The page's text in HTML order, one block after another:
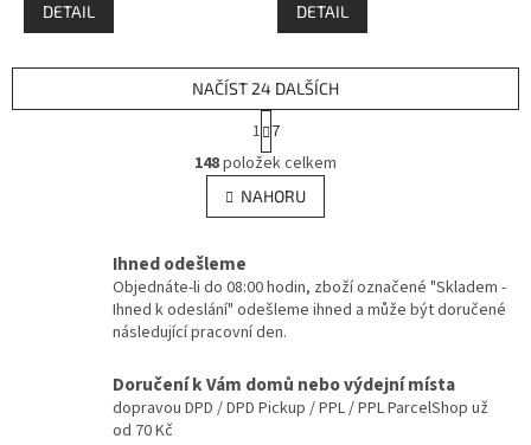
DETAIL DETAIL
O
v
l
á
c
í
p
v
k
y
NAČÍST 24 DALŠÍCH
t
r
á
n
k
á
n
í
1 7
148položek celkem
NAHORU
Ihned odešleme
Objednáte-li do 08:00 hodin, zboží označené "Skladem -
Ihned k odeslání" odešleme ihned a může být doručené
následující pracovní den.
Doručení k Vám domů nebo výdejní místa
dopravou DPD / DPD Pickup / PPL / PPL ParcelShop už
od 70 Kč